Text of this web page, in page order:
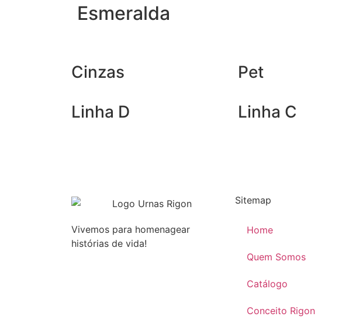
Esmeralda
Cinzas Pet
Linha D
Linha C
Vivemos para homenagear
histórias de vida!
Sitemap
Home
Quem Somos
Catálogo
Conceito Rigon